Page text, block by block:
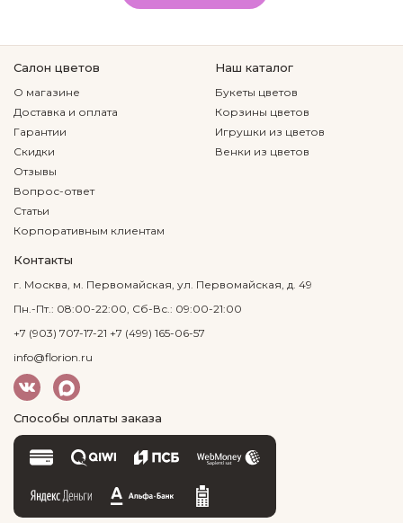
Салон цветов
О магазине
Доставка и оплата
Гарантии
Скидки
Отзывы
Вопрос-ответ
Статьи
Корпоративным клиентам
Наш каталог
Букеты цветов
Корзины цветов
Игрушки из цветов
Венки из цветов
Контакты
г. Москва, м. Первомайская, ул. Первомайская, д. 49
Пн.-Пт.: 08:00-22:00, Сб-Вс.: 09:00-21:00
+7 (903) 707-17-21 +7 (499) 165-06-57
info@florion.ru
Способы оплаты заказа